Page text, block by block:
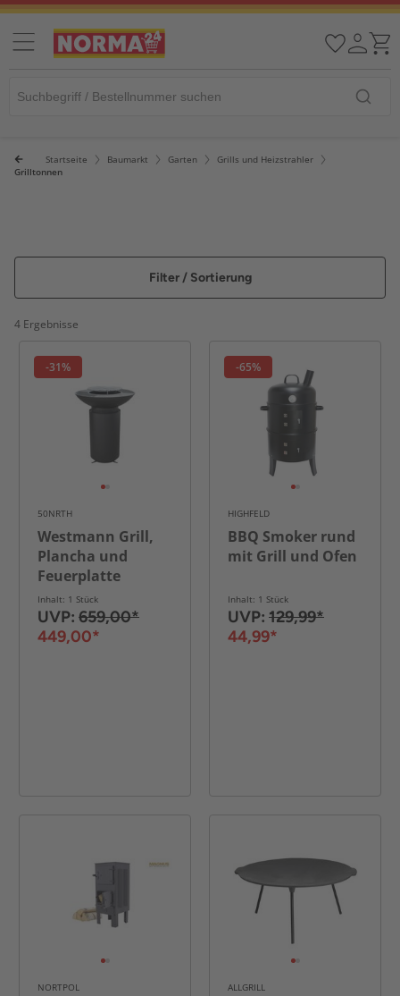
Startseite Baumarkt Garten
Grills und Heizstrahler
Grilltonnen
Filter / Sortierung
4 Ergebnisse
-31%
50NRTH
Westmann Grill,
Plancha und
Feuerplatte
schwarz
Inhalt: 1 Stück
UVP: 659,00*
449,00*
-65%
HIGHFELD
BBQ Smoker rund
mit Grill und Ofen
Inhalt: 1 Stück
UVP: 129,99*
44,99*
NORTPOL ALLGRILL